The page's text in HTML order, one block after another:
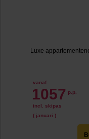
Luxe
vanaf
1057 p.p.
incl. skipas
( januari )